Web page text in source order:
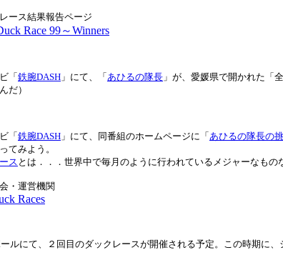
ース結果報告ページ
Race 99～Winners
「 鉄腕DASH 」にて、「 あひるの隊長 」が、愛媛県で開かれた「
だ）
「 鉄腕DASH 」にて、同番組のホームページに「 あひるの隊長の
てみよう。
ス とは．．．世界中で毎月のように行われているメジャーなもの
・運営機関
Races
ルにて、２回目のダックレースが開催される予定。この時期に